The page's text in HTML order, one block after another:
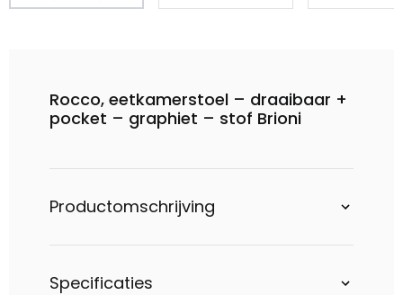
Rocco, eetkamerstoel – draaibaar +
pocket – graphiet – stof Brioni
Productomschrijving
Specificaties